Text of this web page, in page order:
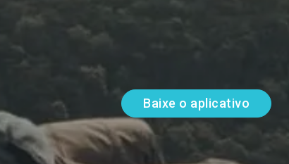
Baixe o aplicativo